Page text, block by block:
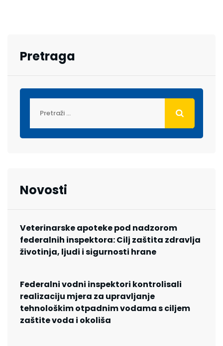
Pretraga
Novosti
Veterinarske apoteke pod nadzorom
federalnih inspektora: Cilj zaštita zdravlja
životinja, ljudi i sigurnosti hrane
Federalni vodni inspektori kontrolisali
realizaciju mjera za upravljanje
tehnološkim otpadnim vodama s ciljem
zaštite voda i okoliša